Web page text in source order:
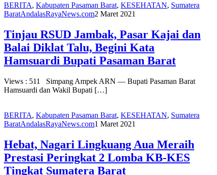
BERITA, Kabupaten Pasaman Barat, KESEHATAN, Sumatera
BaratAndalasRayaNews.com2 Maret 2021
Tinjau RSUD Jambak, Pasar Kajai dan
Balai Diklat Talu, Begini Kata
Hamsuardi Bupati Pasaman Barat
Views : 511 Simpang Ampek ARN — Bupati Pasaman Barat
Hamsuardi dan Wakil Bupati […]
BERITA, Kabupaten Pasaman Barat, KESEHATAN, Sumatera
BaratAndalasRayaNews.com1 Maret 2021
Hebat, Nagari Lingkuang Aua Meraih
Prestasi Peringkat 2 Lomba KB-KES
Tingkat Sumatera Barat